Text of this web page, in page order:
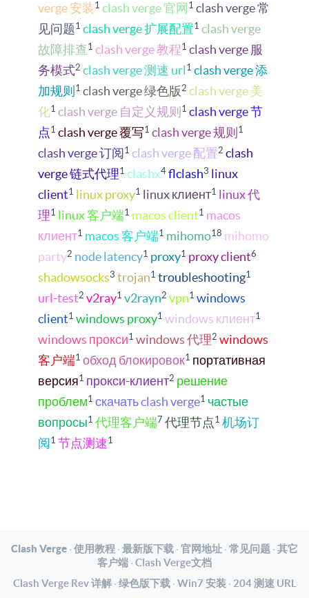
verge 安装1 clash verge 官网 1 clash verge 常
见问题1 clash verge 扩展配置1 clash verge
故障排查1 clash verge 教程1 clash verge 服
务模式2 clash verge 测速 url 1 clash verge 添
加规则 1 clash verge 绿色版2 clash verge 美
化1 clash verge 自定义规则 1 clash verge 节
点1 clash verge 覆写1 clash verge 规则 1
clash verge 订阅1 clash verge 配置2 clash
verge 链式代理1 clashx4 flclash3 linux
client1 linux proxy1 linux клиент1 linux 代
理1 linux 客户端1 macos client1 macos
клиент1 macos 客户端1 mihomo18 mihomo
party2 node latency1 proxy1 proxy client6
shadowsocks3 trojan1 troubleshooting1
url-test2 v2ray1 v2rayn2 vpn1 windows
client1 windows proxy1 windows клиент1
windows прокси1 windows 代理2 windows
客户端1 обход блокировок1 портативная
версия1 прокси-клиент2 решение
проблем1 скачать clash verge1 частые
вопросы1 代理客户端7 代理节点 1 机场订
阅1 节点测速 1
Clash Verge · 使用教程 · 最新版下载 · 官网地址 · 常见问题 · 其它
客户端 · Clash Verge文档
Clash Verge Rev 详解· 绿色版下载· Win7 安装· 204 测速 URL